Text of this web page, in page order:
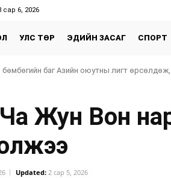
сар 6, 2026
УЛС ТӨР ЭДИЙН ЗАСАГ СПОРТ
баг Азийн оюутны лигт өрсөлдөж,
Жун Вон
Updated: 2 сар 5, 2026